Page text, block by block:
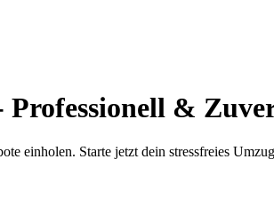
Professionell &
einholen. Starte jetzt dein stressfreies